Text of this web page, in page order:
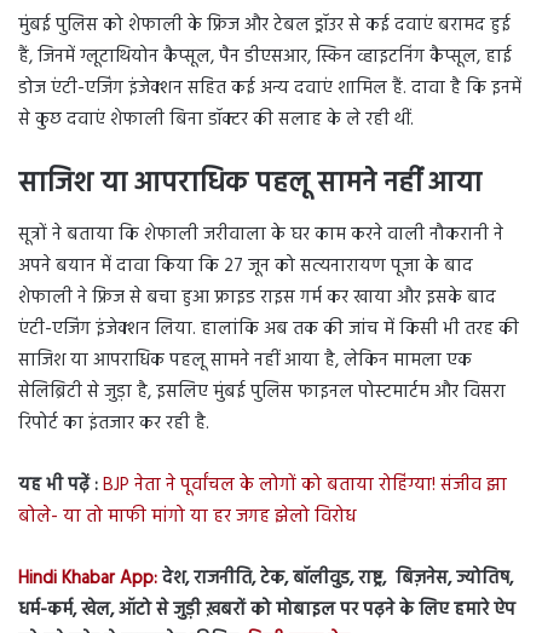
मुंबई पुलिस को शेफाली के फ्रिज और टेबल ड्रॉउर से कई दवाएं बरामद हुई
हैं, जिनमें ग्लूटाथियोन कैप्सूल, पैन डीएसआर, स्किन व्हाइटनिंग कैप्सूल, हाई
डोज एंटी-एजिंग इंजेक्शन सहित कई अन्य दवाएं शामिल हैं. दावा है कि इनमें
से कुछ दवाएं शेफाली बिना डॉक्टर की सलाह के ले रही थीं.
साजिश या आपराधिक पहलू सामने नहीं आया
सूत्रों ने बताया कि शेफाली जरीवाला के घर काम करने वाली नौकरानी ने
अपने बयान में दावा किया कि 27 जून को सत्यनारायण पूजा के बाद
शेफाली ने फ्रिज से बचा हुआ फ्राइड राइस गर्म कर खाया और इसके बाद
एंटी-एजिंग इंजेक्शन लिया. हालांकि अब तक की जांच में किसी भी तरह की
साजिश या आपराधिक पहलू सामने नहीं आया है, लेकिन मामला एक
सेलिब्रिटी से जुड़ा है, इसलिए मुंबई पुलिस फाइनल पोस्टमार्टम और विसरा
रिपोर्ट का इंतजार कर रही है.
यह भी पढ़ें :BJP नेता ने पूर्वांचल के लोगों को बताया रोहिंग्या! संजीव झा
बोले- या तो माफी मांगो या हर जगह झेलो विरोध
Hindi Khabar App:देश, राजनीति, टेक, बॉलीवुड, राष्ट्र, बिज़नेस, ज्योतिष,
धर्म-कर्म, खेल, ऑटो से जुड़ी ख़बरों को मोबाइल पर पढ़ने के लिए हमारे ऐप